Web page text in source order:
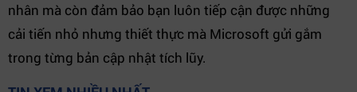
nhân mà còn đảm bảo bạn luôn tiếp cận được những
cải tiến nhỏ nhưng thiết thực mà Microsoft gửi gắm
trong từng bản cập nhật tích lũy.